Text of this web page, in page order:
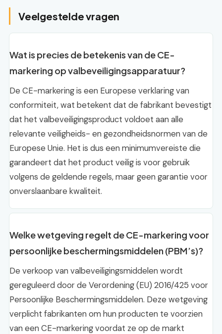
Veelgestelde vragen
Wat is precies de betekenis van de CE-
markering op valbeveiligingsapparatuur?
De CE-markering is een Europese verklaring van
conformiteit, wat betekent dat de fabrikant bevestigt
dat het valbeveiligingsproduct voldoet aan alle
relevante veiligheids- en gezondheidsnormen van de
Europese Unie. Het is dus een minimumvereiste die
garandeert dat het product veilig is voor gebruik
volgens de geldende regels, maar geen garantie voor
onverslaanbare kwaliteit.
Welke wetgeving regelt de CE-markering voor
persoonlijke beschermingsmiddelen (PBM’s)?
De verkoop van valbeveiligingsmiddelen wordt
gereguleerd door de Verordening (EU) 2016/425 voor
Persoonlijke Beschermingsmiddelen. Deze wetgeving
verplicht fabrikanten om hun producten te voorzien
van een CE-markering voordat ze op de markt